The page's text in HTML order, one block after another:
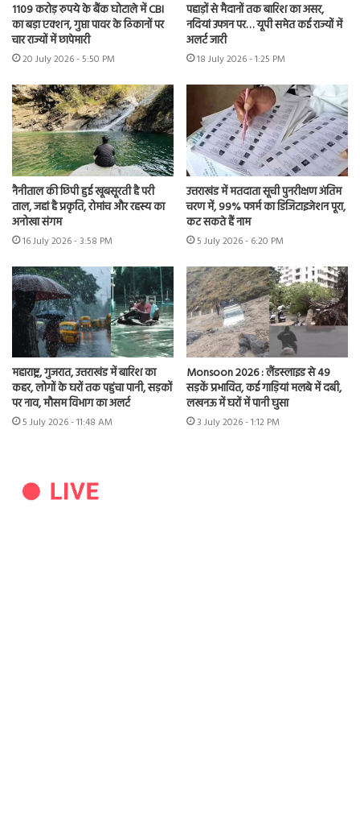
1109 करोड़ रुपये के बैंक घोटाले में CBI
का बड़ा एक्शन, गुप्ता पावर के ठिकानों पर
चार राज्यों में छापेमारी
20 July 2026 - 5:50 PM
पहाड़ों से मैदानों तक बारिश का असर,
नदियां उफान पर… यूपी समेत कई राज्यों में
अलर्ट जारी
18 July 2026 - 1:25 PM
नैनीताल की छिपी हुई खूबसूरती है परी
ताल, जहां है प्रकृति, रोमांच और रहस्य का
अनोखा संगम
16 July 2026 - 3:58 PM
उत्तराखंड में मतदाता सूची पुनरीक्षण अंतिम
चरण में, 99% फार्म का डिजिटाइजेशन पूरा,
कट सकते हैं नाम
5 July 2026 - 6:20 PM
महाराष्ट्र, गुजरात, उत्तराखंड में बारिश का
कहर, लोगों के घरों तक पहुंचा पानी, सड़कों
पर नाव, मौसम विभाग का अलर्ट
5 July 2026 - 11:48 AM
Monsoon 2026 : लैंडस्लाइड से 49
सड़कें प्रभावित, कई गाड़ियां मलबे में दबी,
लखनऊ में घरों में पानी घुसा
3 July 2026 - 1:12 PM